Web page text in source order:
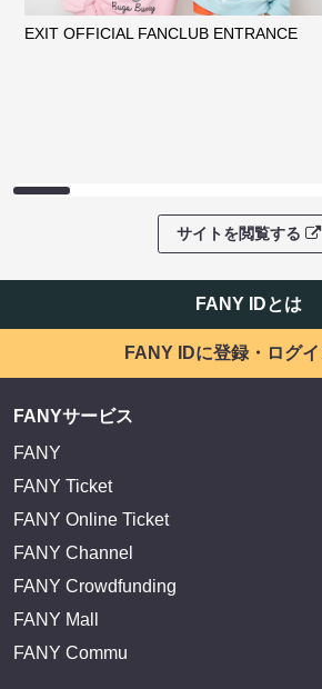
EXIT OFFICIAL FANCLUB ENTRANCE
サイトを閲覧する
FANY IDとは
FANY IDに登録・ログ
FANYサービス
FANY
FANY Ticket
FANY Online Ticket
FANY Channel
FANY Crowdfunding
FANY Mall
FANY Commu